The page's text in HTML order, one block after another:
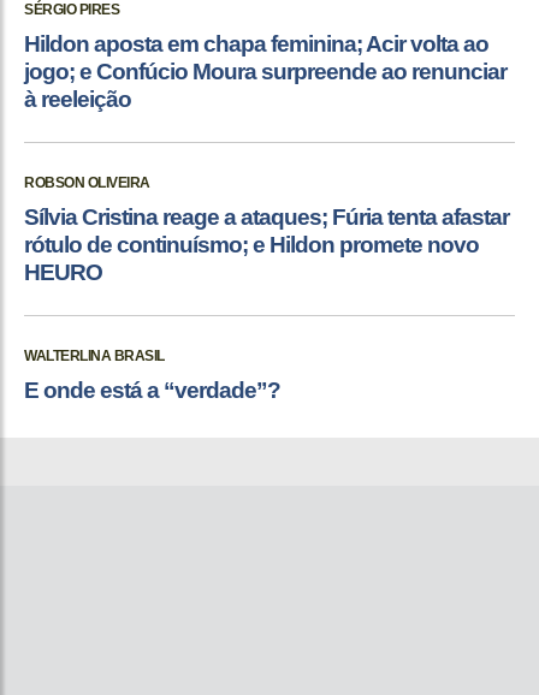
SÉRGIO PIRES
Hildon aposta em chapa feminina; Acir volta ao
jogo; e Confúcio Moura surpreende ao renunciar
à reeleição
ROBSON OLIVEIRA
Sílvia Cristina reage a ataques; Fúria tenta afastar
rótulo de continuísmo; e Hildon promete novo
HEURO
WALTERLINA BRASIL
E onde está a “verdade”?